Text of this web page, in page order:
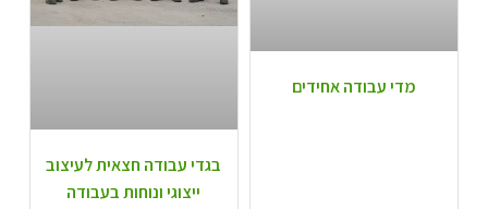
מדי עבודה אחידים
בגדי עבודה חצאית לעיצוב
ייצוגי ונוחות בעבודה